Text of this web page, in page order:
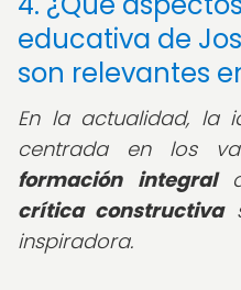
educativa de
son relevantes
En la actualidad, la
centrada en los
formación integral
crítica constructiva
inspiradora.